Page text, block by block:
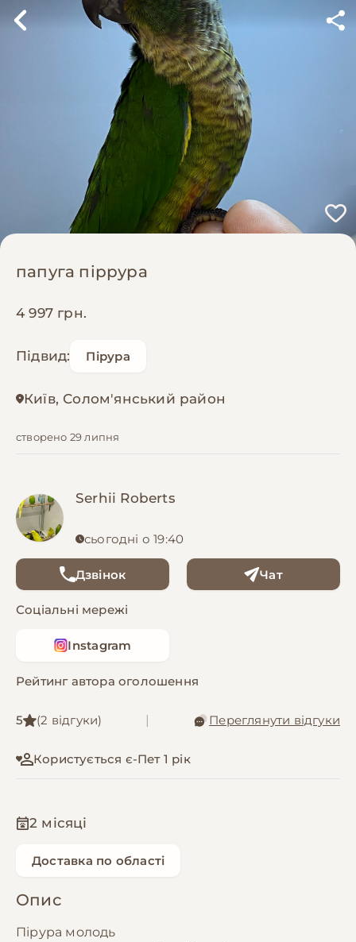
папуга піррура
4 997 грн.
Підвид: Пірура
Київ, Солом'янський район
створено 29 липня
Serhii Roberts
сьогодні о 19:40
Дзвінок Чат
Соціальні мережі
Instagram
Рейтинг автора оголошення
5 (2 відгуки) Переглянути відгуки
Користується є-Пет 1 рік
2 місяці
Доставка по області
Опис
Пірура молодь